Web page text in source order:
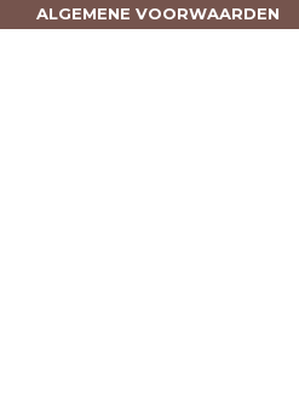
ALGEMENE VOORWAARDEN